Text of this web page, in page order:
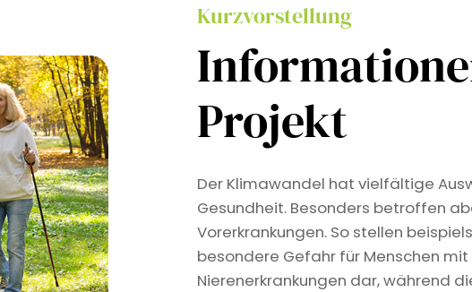
Kurzvorstellung
Projekt
Der Klimawandel hat vielfältige
Gesundheit. Besonders betroffen
Vorerkrankungen. So stellen
besondere Gefahr für Menschen
Nierenerkrankungen dar, während